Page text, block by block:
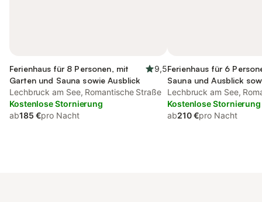
Ferienhaus für 8 Personen, mit
Garten und Sauna sowie Ausblick
9,5
Lechbruck am See, Romantische Straße
Kostenlose Stornierung
ab185 €pro Nacht
Ferienhaus für 6
Sauna und Ausblick
und Seeblick
Lechbruck am See,
Kostenlose Stornierung
ab210 €pro Nacht